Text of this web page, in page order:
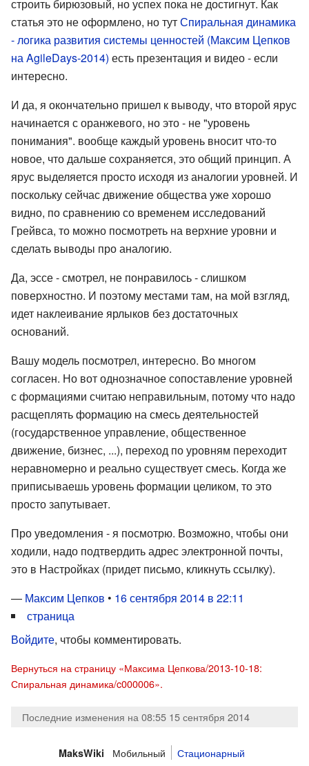
строить бирюзовый, но успех пока не достигнут. Как
статья это не оформлено, но тутСпиральная динамика
- логика развития системы ценностей (Максим Цепков
на AgileDays-2014) есть презентация и видео - если
интересно.
И да, я окончательно пришел к выводу, что второй ярус
начинается с оранжевого, но это - не "уровень
понимания". вообще каждый уровень вносит что-то
новое, что дальше сохраняется, это общий принцип. А
ярус выделяется просто исходя из аналогии уровней. И
поскольку сейчас движение общества уже хорошо
видно, по сравнению со временем исследований
Грейвса, то можно посмотреть на верхние уровни и
сделать выводы про аналогию.
Да, эссе - смотрел, не понравилось - слишком
поверхностно. И поэтому местами там, на мой взгляд,
идет наклеивание ярлыков без достаточных
оснований.
Вашу модель посмотрел, интересно. Во многом
согласен. Но вот однозначное сопоставление уровней
с формациями считаю неправильным, потому что надо
расщеплять формацию на смесь деятельностей
(государственное управление, общественное
движение, бизнес, ...), переход по уровням переходит
неравномерно и реально существует смесь. Когда же
приписываешь уровень формации целиком, то это
просто запутывает.
Про уведомления - я посмотрю. Возможно, чтобы они
ходили, надо подтвердить адрес электронной почты,
это в Настройках (придет письмо, кликнуть ссылку).
— Максим Цепков • 16 сентября 2014 в 22:11
страница
Войдите, чтобы комментировать.
Вернуться на страницу «Максима Цепкова/2013-10-18:
Спиральная динамика/c000006».
Последние изменения на 08:55 15 сентября 2014
MaksWiki Мобильный
Стационарный